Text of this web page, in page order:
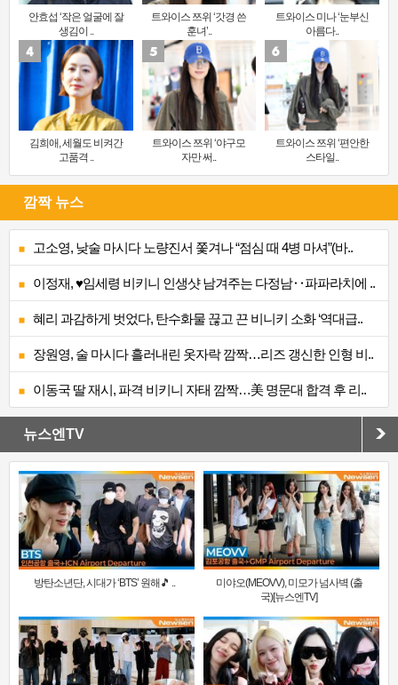
안효섭 ‘작은 얼굴에 잘
생김이 ..
트와이스 쯔위 ‘갓경 쓴
훈녀’..
트와이스 미나 ‘눈부신
아름다..
김희애, 세월도 비켜간
고품격 ..
트와이스 쯔위 ‘야구모
자만 써..
트와이스 쯔위 ‘편안한
스타일..
깜짝 뉴스
고소영, 낮술 마시다 노량진서 쫓겨나 “점심 때 4병 마셔”(바..
이정재, ♥임세령 비키니 인생샷 남겨주는 다정남‥파파라치에 ..
혜리 과감하게 벗었다, 탄수화물 끊고 끈 비니키 소화 ‘역대급..
장원영, 술 마시다 흘러내린 옷자락 깜짝…리즈 갱신한 인형 비..
이동국 딸 재시, 파격 비키니 자태 깜짝…美 명문대 합격 후 리..
뉴스엔TV
방탄소년단, 시대가 ‘BTS’ 원해🎵 ..
미야오(MEOVV), 미모가 넘사벽 (출
국)[뉴스엔TV]